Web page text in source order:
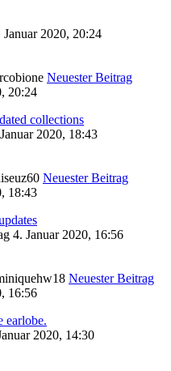
Januar 2020, 20:24
Neuester Beitrag
20:24
collections
2020, 18:43
Neuester Beitrag
18:43
4. Januar 2020, 16:56
Neuester Beitrag
16:56
earlobe.
2020, 14:30